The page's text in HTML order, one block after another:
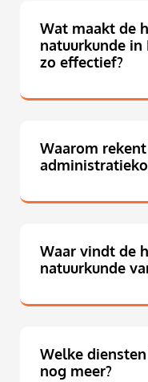
Wat maakt de
natuurkunde in
zo effectief?
Waarom
Waar vindt de
natuurkunde
Welke
nog meer?